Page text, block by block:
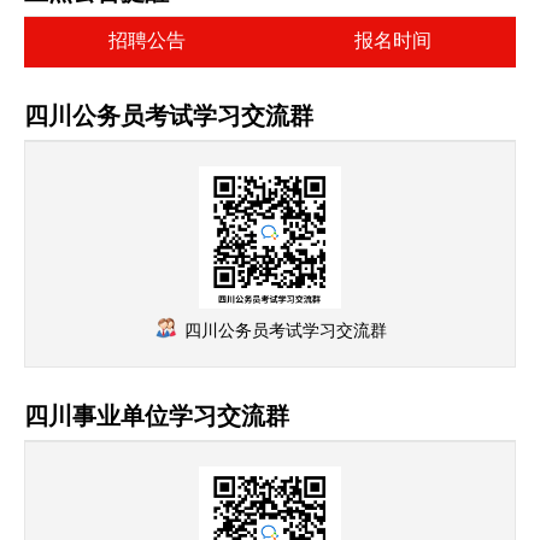
招聘公告 报名时间
四川公务员考试学习交流群
四川公务员考试学习交流群
四川事业单位学习交流群